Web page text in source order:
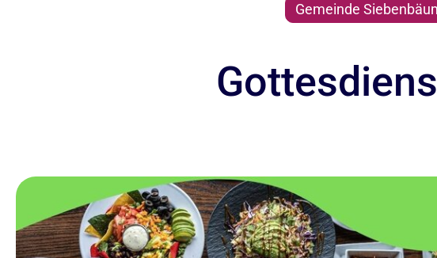
Gemeinde